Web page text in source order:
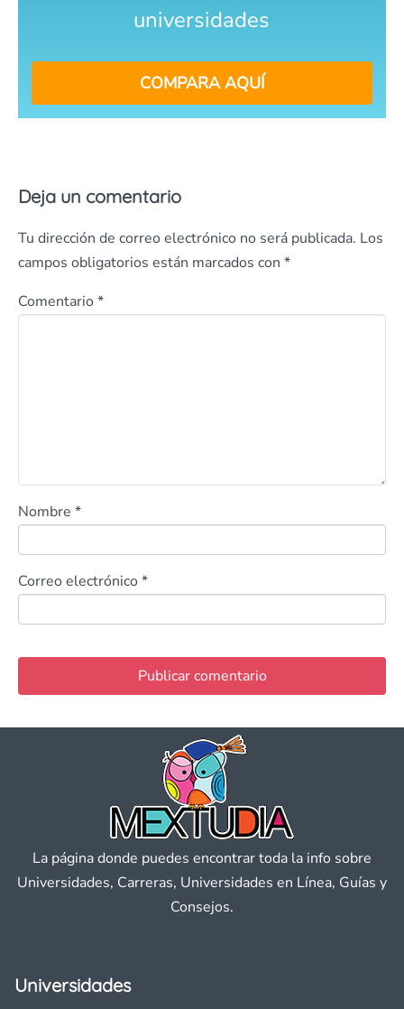
universidades
COMPARA AQUÍ
Deja un comentario
Tu dirección de correo electrónico no será publicada. Los
campos obligatorios están marcados con *
Comentario *
Nombre *
Correo electrónico *
La página donde puedes encontrar toda la info sobre
Universidades, Carreras, Universidades en Línea, Guías y
Consejos.
Universidades